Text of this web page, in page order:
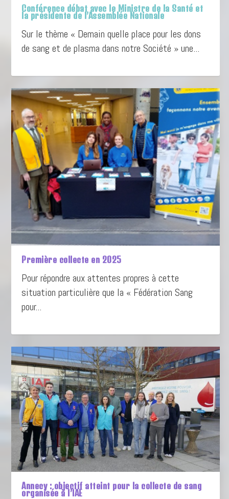
Conférence débat avec le Ministre de la Santé et
la présidente de l’Assemblée Nationale
Sur le thème « Demain quelle place pour les dons
de sang et de plasma dans notre Société » une...
Première collecte en 2025
Pour répondre aux attentes propres à cette
situation particulière que la « Fédération Sang
pour...
Annecy : objectif atteint pour la collecte de sang
organisée à l’IAE